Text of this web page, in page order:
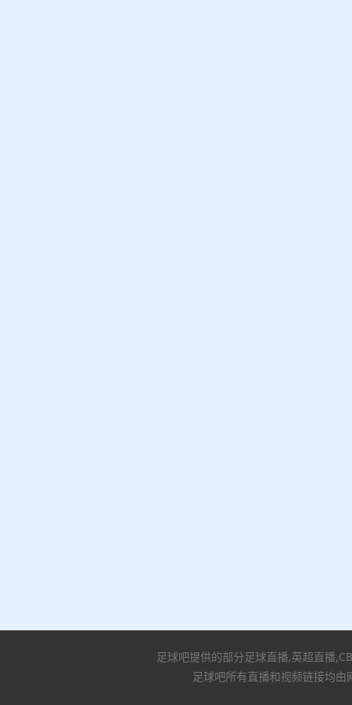
足球吧提供的部分足球直播,英超直播
足球吧所有直播和视频链接均